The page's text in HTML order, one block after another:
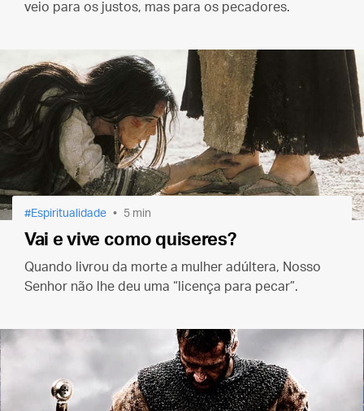
veio para os justos, mas para os pecadores.
Espiritualidade 5 min
Vai e vive como quiseres?
Quando livrou da morte a mulher adúltera, Nosso
Senhor não lhe deu uma “licença para pecar”.